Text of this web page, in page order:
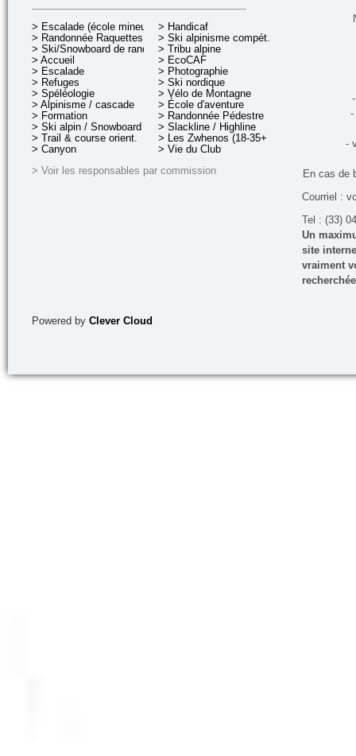
> Escalade (école mineurs)
> Randonnée Raquettes
> Ski/Snowboard de rando.
> Accueil
> Escalade
> Refuges
> Spéléologie
> Alpinisme / cascade
> Formation
> Ski alpin / Snowboard
> Trail & course orient.
> Canyon
> Handicaf
> Ski alpinisme compét.
> Tribu alpine
> EcoCAF
> Photographie
> Ski nordique
> Vélo de Montagne
> École d'aventure
> Randonnée Pédestre
> Slackline / Highline
> Les Zwhenos (18-35+ ans)
> Vie du Club
> Voir les responsables par commission
-
-
En cas de
Courriel :
Tel : (33)
Un
site
vraiment
Powered by Clever Cloud